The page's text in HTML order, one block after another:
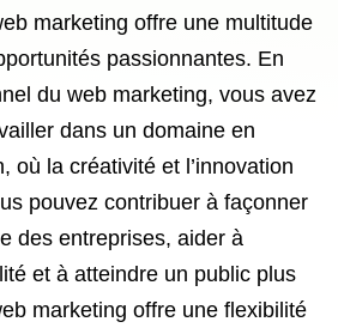
marketing offre une multitude
passionnantes. En
du web marketing, vous avez
dans un domaine en
où la créativité et l’innovation
pouvez contribuer à façonner
des entreprises, aider à
et à atteindre un public plus
marketing offre une flexibilité